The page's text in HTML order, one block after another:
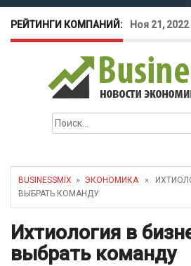
РЕЙТИНГИ КОМПАНИЙ: Ноя 21, 2022
для
Окт 26, 2022
amoCRM:
бизнеса
как
Найти:
BUSINESSMIX » ЭКОНОМИКА»
ВЫБРАТЬ КОМАНДУ
Ихтиология в
выбрать команду